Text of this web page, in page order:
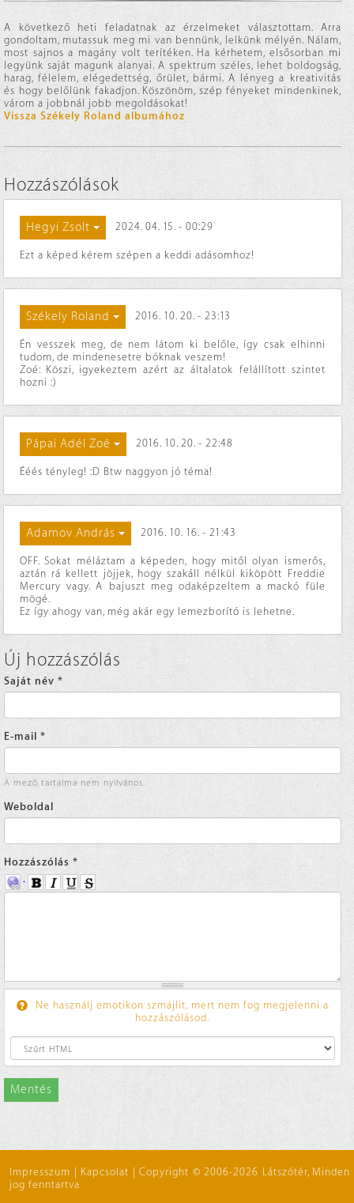
A következő heti feladatnak az érzelmeket választottam. Arra
gondoltam, mutassuk meg mi van bennünk, lelkünk mélyén. Nálam,
most sajnos a magány volt terítéken. Ha kérhetem, elsősorban mi
legyünk saját magunk alanyai. A spektrum széles, lehet boldogság,
harag, félelem, elégedettség, őrület, bármi. A lényeg a kreativitás
és hogy belőlünk fakadjon. Köszönöm, szép fényeket mindenkinek,
várom a jobbnál jobb megoldásokat!
Vissza Székely Roland albumához
Hozzászólások
Hegyi Zsolt 2024. 04. 15. - 00:29
Ezt a képed kérem szépen a keddi adásomhoz!
Székely Roland 2016. 10. 20. - 23:13
Én vesszek meg, de nem látom ki belőle, így csak elhinni
tudom, de mindenesetre bóknak veszem!
Zoé: Köszi, igyekeztem azért az általatok felállított szintet
hozni :)
Pápai Adél Zoé 2016. 10. 20. - 22:48
Ééés tényleg! :D Btw naggyon jó téma!
Adamov András 2016. 10. 16. - 21:43
OFF. Sokat méláztam a képeden, hogy mitől olyan ismerős,
aztán rá kellett jöjjek, hogy szakáll nélkül kiköpött Freddie
Mercury vagy. A bajuszt meg odaképzeltem a mackó füle
mögé.
Ez így ahogy van, még akár egy lemezborító is lehetne.
Új hozzászólás
Saját név *
E-mail *
A mező tartalma nem nyilvános.
Weboldal
Hozzászólás *
Ne használj emotikon szmájlit, mert nem fog megjelenni a
hozzászólásod.
Mentés
Impresszum Kapcsolat
Copyright © 2006-2026 Látszótér, Minden
jog fenntartva